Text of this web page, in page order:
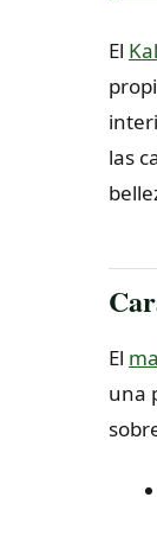
El
las
El
una